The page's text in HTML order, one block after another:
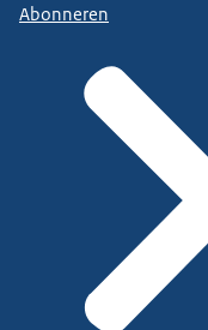
Abonneren